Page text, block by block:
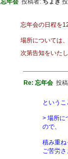
忘年会 投稿者:ちょき
忘年会の日程を
場所については
次第告知をいた
Re: 忘年会 投
という
> 場所に
ので、
積み重
ご苦労